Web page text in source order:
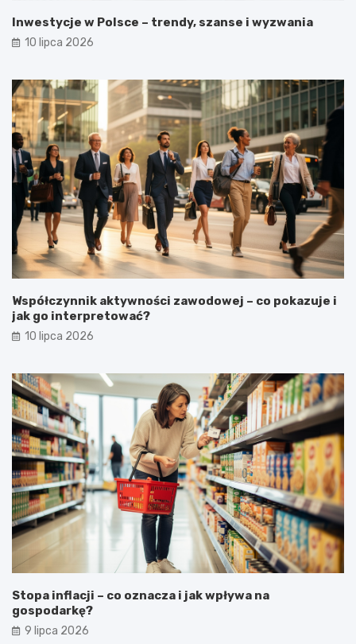
Inwestycje w Polsce – trendy, szanse i wyzwania
10 lipca 2026
Współczynnik aktywności zawodowej – co pokazuje i
jak go interpretować?
10 lipca 2026
Stopa inflacji – co oznacza i jak wpływa na
gospodarkę?
9 lipca 2026